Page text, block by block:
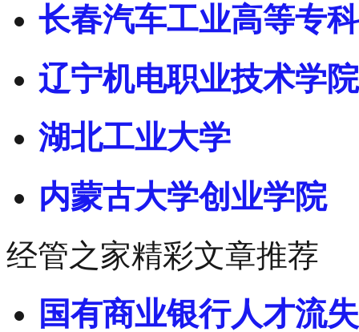
长春汽车工业高等专
辽宁机电职业技术学院
湖北工业大学
内蒙古大学创业学院
经管之家精彩文章推荐
国有商业银行人才流